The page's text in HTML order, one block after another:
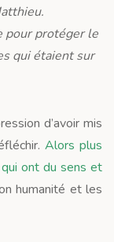
pour protéger le
qui étaient sur
d’avoir mis
Alors plus
qui ont du sens et
humanité et les